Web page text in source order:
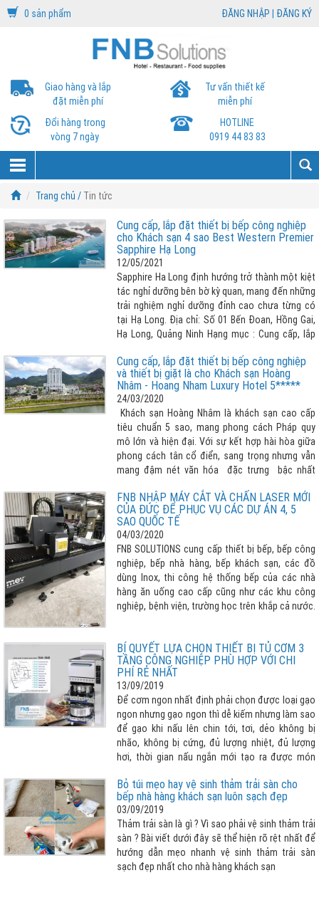
0 sản phẩm ĐĂNG NHẬP | ĐĂNG KÝ
Giao hàng và lắp
đặt miễn phí
Tư vấn thiết kế
miễn phí
Đổi hàng trong
vòng 7 ngày
HOTLINE
0919 44 83 83
Trang chủ / Tin tức
Cung cấp, lắp đặt thiết bị bếp công nghiệp
cho Khách sạn 4 sao Best Western Premier
Sapphire Hạ Long
12/05/2021
Sapphire Ha Long định hướng trở thành một kiệt
tác nghỉ dưỡng bên bờ kỳ quan, mang đến những
trải nghiệm nghỉ dưỡng đỉnh cao chưa từng có
tại Hạ Long. Địa chỉ: Số 01 Bến Đoan, Hồng Gai,
Hạ Long, Quảng Ninh Hạng mục : Cung cấp, lắp
Cung cấp, lắp đặt thiết bị bếp công nghiệp
và thiết bị giặt là cho Khách sạn Hoàng
Nhâm - Hoang Nham Luxury Hotel 5*****
24/03/2020
Khách sạn Hoàng Nhâm là khách sạn cao cấp
tiêu chuẩn 5 sao, mang phong cách Pháp quy
mô lớn và hiện đại. Với sự kết hợp hài hòa giữa
phong cách tân cổ điển, sang trọng nhưng vẫn
mang đậm nét văn hóa đặc trưng bậc nhất
FNB NHẬP MÁY CẮT VÀ CHẤN LASER MỚI
CỦA ĐỨC ĐỂ PHỤC VỤ CÁC DỰ ÁN 4, 5
SAO QUỐC TẾ
04/03/2020
FNB SOLUTIONS cung cấp thiết bị bếp, bếp công
nghiệp, bếp nhà hàng, bếp khách sạn, các đồ
dùng Inox, thi công hệ thống bếp của các nhà
hàng ăn uống cao cấp cũng như các khu công
nghiệp, bệnh viện, trường học trên khắp cả nước.
mới của Đức để phục vụ quá trình sản xuất thiết
bị chất lượng cao.
BÍ QUYẾT LỰA CHỌN THIẾT BỊ TỦ CƠM 3
TẦNG CÔNG NGHIỆP PHÙ HỢP VỚI CHI
PHÍ RẺ NHẤT
13/09/2019
Để cơm ngon nhất định phải chọn được loại gạo
ngon nhưng gạo ngon thì dễ kiếm nhưng làm sao
để gạo khi nấu lên chin tới, tơi, dẻo không bị
nhão, không bị cứng, đủ lượng nhiệt, đủ lượng
hơi, thời gian nấu ngắn mới tạo ra được món
BỊ NẤU CƠM TỐT, PHÙ HỢP QUYẾT ĐỊNH ĐẾN 80%
CƠM NGON”. Vậy lựa chọn tủ cơm 3 tầng cho
nhà bếp công nghiệp như thế nào cho phù hợp
với chi phí rẻ nhất, xin vui lòng tham khảo bài viết
dưới đây
Bỏ túi mẹo hay vệ sinh thảm trải sàn cho
bếp nhà hàng khách sạn luôn sạch đẹp
03/09/2019
Thảm trải sàn là gì ? Vì sao phải vệ sinh thảm trải
sàn ? Bài viết dưới đây sẽ thể hiện rõ rệt nhất để
hướng dẫn mẹo nhanh vệ sinh thảm trải sàn
sạch đẹp nhất cho nhà hàng khách sạn